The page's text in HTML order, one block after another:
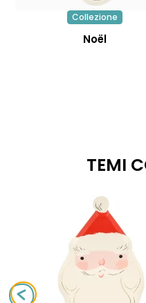
Collezione
Noël
TEMI